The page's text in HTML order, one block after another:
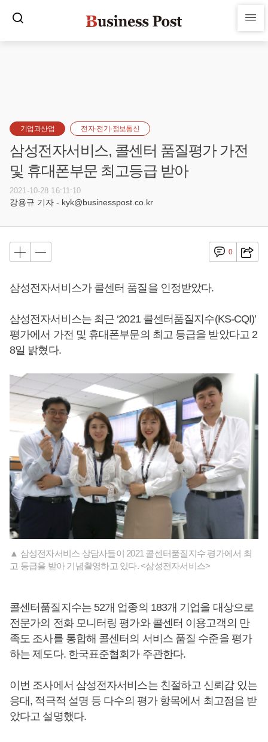
기업과산업 전자·전기·정보통신
삼성전자서비스, 콜센터 품질평가 가전
및 휴대폰부문 최고등급 받아
2021-10-28 16:11:10
강용규 기자 - kyk@businesspost.co.kr
0
삼성전자서비스가 콜센터 품질을 인정받았다.
삼성전자서비스는 최근 ‘2021 콜센터품질지수(KS-CQI)’
평가에서 가전 및 휴대폰부문의 최고 등급을 받았다고 2
8일 밝혔다.
▲ 삼성전자서비스 상담사들이 2021 콜센터품질지수 평가에서 최
고 등급을 받아 기념촬영하고 있다. <삼성전자서비스>
콜센터품질지수는 52개 업종의 183개 기업을 대상으로
전문가의 전화 모니터링 평가와 콜센터 이용고객의 만
족도 조사를 통합해 콜센터의 서비스 품질 수준을 평가
하는 제도다. 한국표준협회가 주관한다.
이번 조사에서 삼성전자서비스는 친절하고 신뢰감 있는
응대, 적극적 설명 등 다수의 평가 항목에서 최고점을 받
았다고 설명했다.